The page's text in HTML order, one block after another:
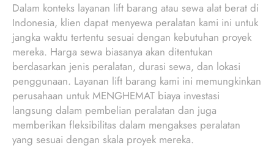
Dalam konteks layanan lift barang atau sewa alat berat di
Indonesia, klien dapat menyewa peralatan kami ini untuk
jangka waktu tertentu sesuai dengan kebutuhan proyek
mereka. Harga sewa biasanya akan ditentukan
berdasarkan jenis peralatan, durasi sewa, dan lokasi
penggunaan. Layanan lift barang kami ini memungkinkan
perusahaan untuk MENGHEMAT biaya investasi
langsung dalam pembelian peralatan dan juga
memberikan fleksibilitas dalam mengakses peralatan
yang sesuai dengan skala proyek mereka.